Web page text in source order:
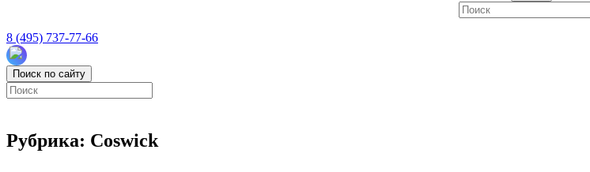
8 (495) 737-77-66
Поиск по сайту
Рубрика: Coswick